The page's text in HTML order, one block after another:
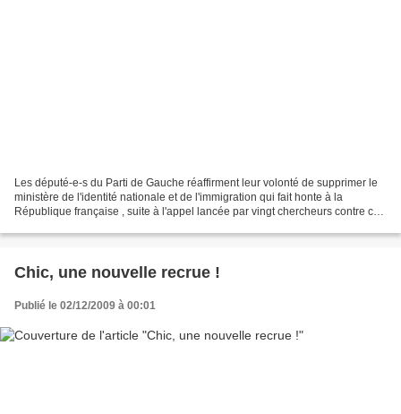
Les député-e-s du Parti de Gauche réaffirment leur volonté de supprimer le
ministère de l'identité nationale et de l'immigration qui fait honte à la
République française , suite à l'appel lancée par vingt chercheurs contre ce
Chic, une nouvelle recrue !
Publié le 02/12/2009 à 00:01